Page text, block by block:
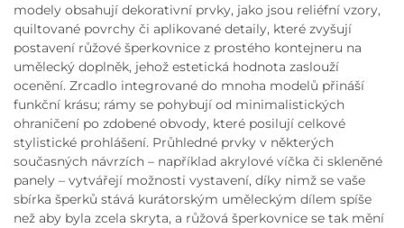
modely obsahují dekorativní prvky, jako jsou reliéfní vzory,
quiltované povrchy či aplikované detaily, které zvyšují
postavení růžové šperkovnice z prostého kontejneru na
umělecký doplněk, jehož estetická hodnota zaslouží
ocenění. Zrcadlo integrované do mnoha modelů přináší
funkční krásu; rámy se pohybují od minimalistických
ohraničení po zdobené obvody, které posilují celkové
stylistické prohlášení. Průhledné prvky v některých
současných návrzích – například akrylové víčka či skleněné
panely – vytvářejí možnosti vystavení, díky nimž se vaše
sbírka šperků stává kurátorským uměleckým dílem spíše
než aby byla zcela skryta, a růžová šperkovnice se tak mění